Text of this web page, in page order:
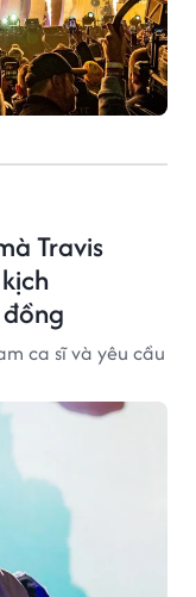
Travis
ca sĩ và yêu cầu